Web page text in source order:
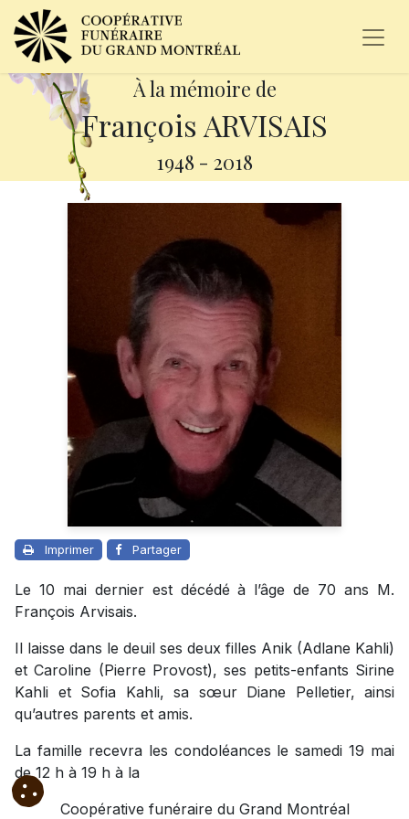
À la mémoire de
François ARVISAIS
1948 - 2018
Imprimer Partager
Le 10 mai dernier est décédé à l’âge de 70 ans M.
François Arvisais.
Il laisse dans le deuil ses deux filles Anik (Adlane Kahli)
et Caroline (Pierre Provost), ses petits-enfants Sirine
Kahli et Sofia Kahli, sa sœur Diane Pelletier, ainsi
qu’autres parents et amis.
La famille recevra les condoléances le samedi 19 mai
de 12 h à 19 h à la
Coopérative funéraire du Grand Montréal